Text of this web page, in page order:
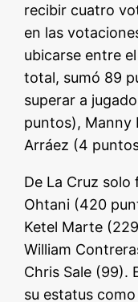
recibir cuatro
en las
ubicarse entre
total, sumó 89
superar a
puntos), Manny
Arráez (4
De La Cruz solo
Ohtani (420
Ketel Marte
William
Chris Sale (99).
su estatus